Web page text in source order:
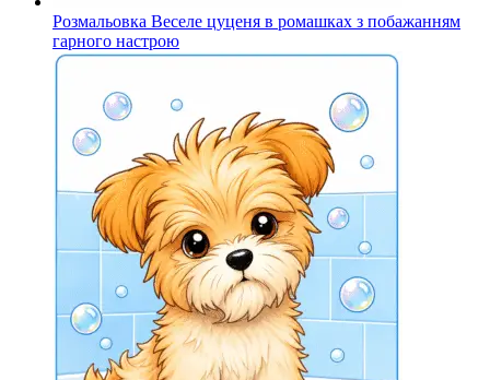
Розмальовка Веселе цуценя в ромашках з побажанням
гарного настрою